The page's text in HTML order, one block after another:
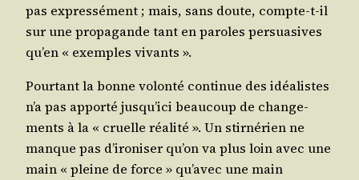
pas expres­sé­ment ; mais, sans doute, compte-t-il
sur une pro­pa­gande tant en paroles per­sua­sives
qu’en « exemples vivants ».
Pour­tant la bonne volon­té conti­nue des idéa­listes
n’a pas appor­té jus­qu’i­ci beau­coup de chan­ge­
ments à la « cruelle réa­li­té ». Un stir­né­rien ne
manque pas d’i­ro­ni­ser qu’on va plus loin avec une
main « pleine de force » qu’a­vec une main